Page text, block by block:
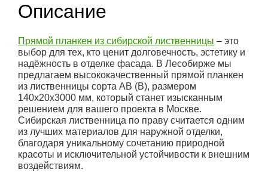
Описание
Прямой планкен из сибирской лиственницы – это
выбор для тех, кто ценит долговечность, эстетику и
надёжность в отделке фасада. В Лесобирже мы
предлагаем высококачественный прямой планкен
из лиственницы сорта АВ (В), размером
140x20x3000 мм, который станет изысканным
решением для вашего проекта в Москве.
Сибирская лиственница по праву считается одним
из лучших материалов для наружной отделки,
благодаря уникальному сочетанию природной
красоты и исключительной устойчивости к внешним
воздействиям.